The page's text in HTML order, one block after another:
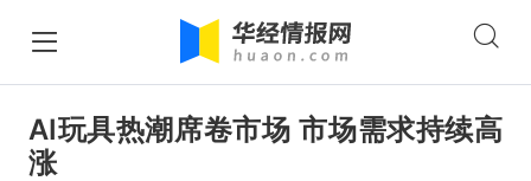
AI玩具热潮席卷市场 市场需求持续高
涨